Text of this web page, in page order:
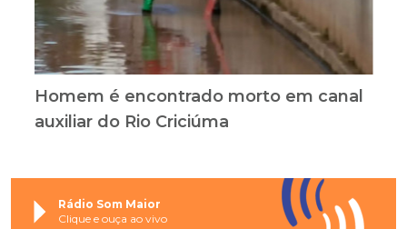
Homem é encontrado morto em canal
auxiliar do Rio Criciúma
Rádio Som Maior
Clique e ouça ao vivo